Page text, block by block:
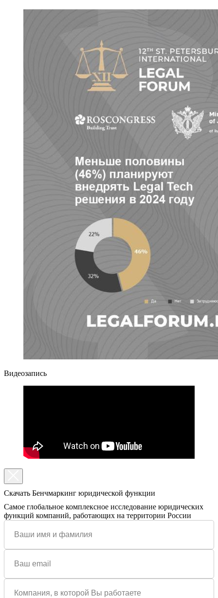
Видеозапись
Скачать Бенчмаркинг юридической функции
Самое глобальное комплексное исследование юридических
функций компаний, работающих на территории России